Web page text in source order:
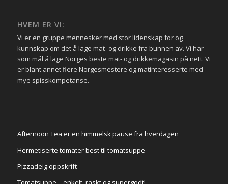
HVEM ER VI:
Vi er en gruppe mennesker med stor lidenskap for og
kunnskap om det å lage mat- og drikke fra bunnen av. Vi har
som mål å lage Norges beste mat- og drikkemagasin på nett. Vi
er blant annet flere Norgesmestere og matinteresserte med
mye spisskompetanse.
Afternoon Tea er en himmelsk pause fra hverdagen
Hermetiserte tomater best til tomatsuppe
Pizzadeig oppskrift